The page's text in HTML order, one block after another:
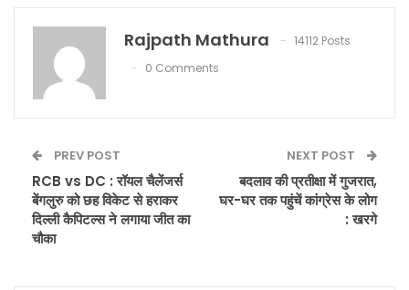
Rajpath Mathura
14112 Posts
0 Comments
PREV POST
RCB vs DC : रॉयल चैलेंजर्स
बेंगलुरु को छह विकेट से हराकर
दिल्ली कैपिटल्स ने लगाया जीत का
चौका
NEXT POST
बदलाव की प्रतीक्षा में गुजरात,
घर-घर तक पहुंचें कांग्रेस के लोग
: खरगे